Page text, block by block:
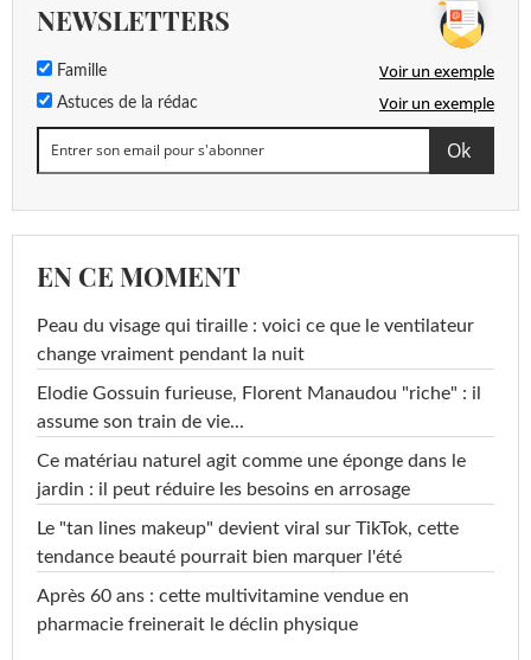
NEWSLETTERS
Famille Voir un exemple
Astuces de la rédac Voir un exemple
EN CE MOMENT
Peau du visage qui tiraille : voici ce que le ventilateur
change vraiment pendant la nuit
Elodie Gossuin furieuse, Florent Manaudou "riche" : il
assume son train de vie...
Ce matériau naturel agit comme une éponge dans le
jardin : il peut réduire les besoins en arrosage
Le "tan lines makeup" devient viral sur TikTok, cette
tendance beauté pourrait bien marquer l'été
Après 60 ans : cette multivitamine vendue en
pharmacie freinerait le déclin physique